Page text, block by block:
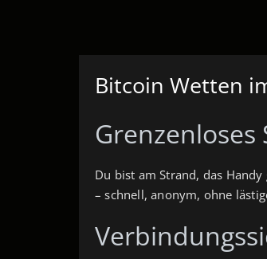
Bitcoin Wetten
Du bist am Strand, das
– schnell, anonym, ohne